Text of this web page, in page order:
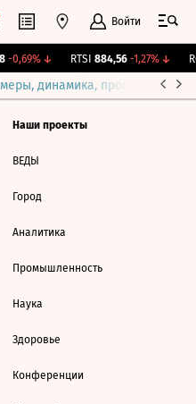
Войти
-0,69%↓ RTSI 884,56 -1,27%↓
динамика, прогнозы
Наши проекты
ВЕДЫ
Город
Аналитика
Промышленность
Наука
Здоровье
Конференции